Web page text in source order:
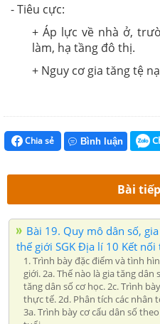
- Tiêu cực:
+ Áp lực về nhà ở,
làm, hạ tầng đô thị.
+ Nguy cơ gia tăng tệ
Chia sẻ Bình luận
Bài
Bài 19. Quy mô dân số,
thế giới SGK Địa lí 10 Kết
1. Trình bày đặc điểm và tình
giới. 2a. Thế nào là gia tăng
tăng dân số cơ học. 2c. Trình
thực tế. 2d. Phân tích các nhân
3a. Trình bày cơ cấu dân số